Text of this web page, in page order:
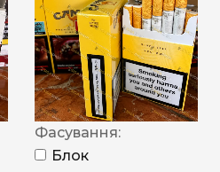
Фасування:
Блок